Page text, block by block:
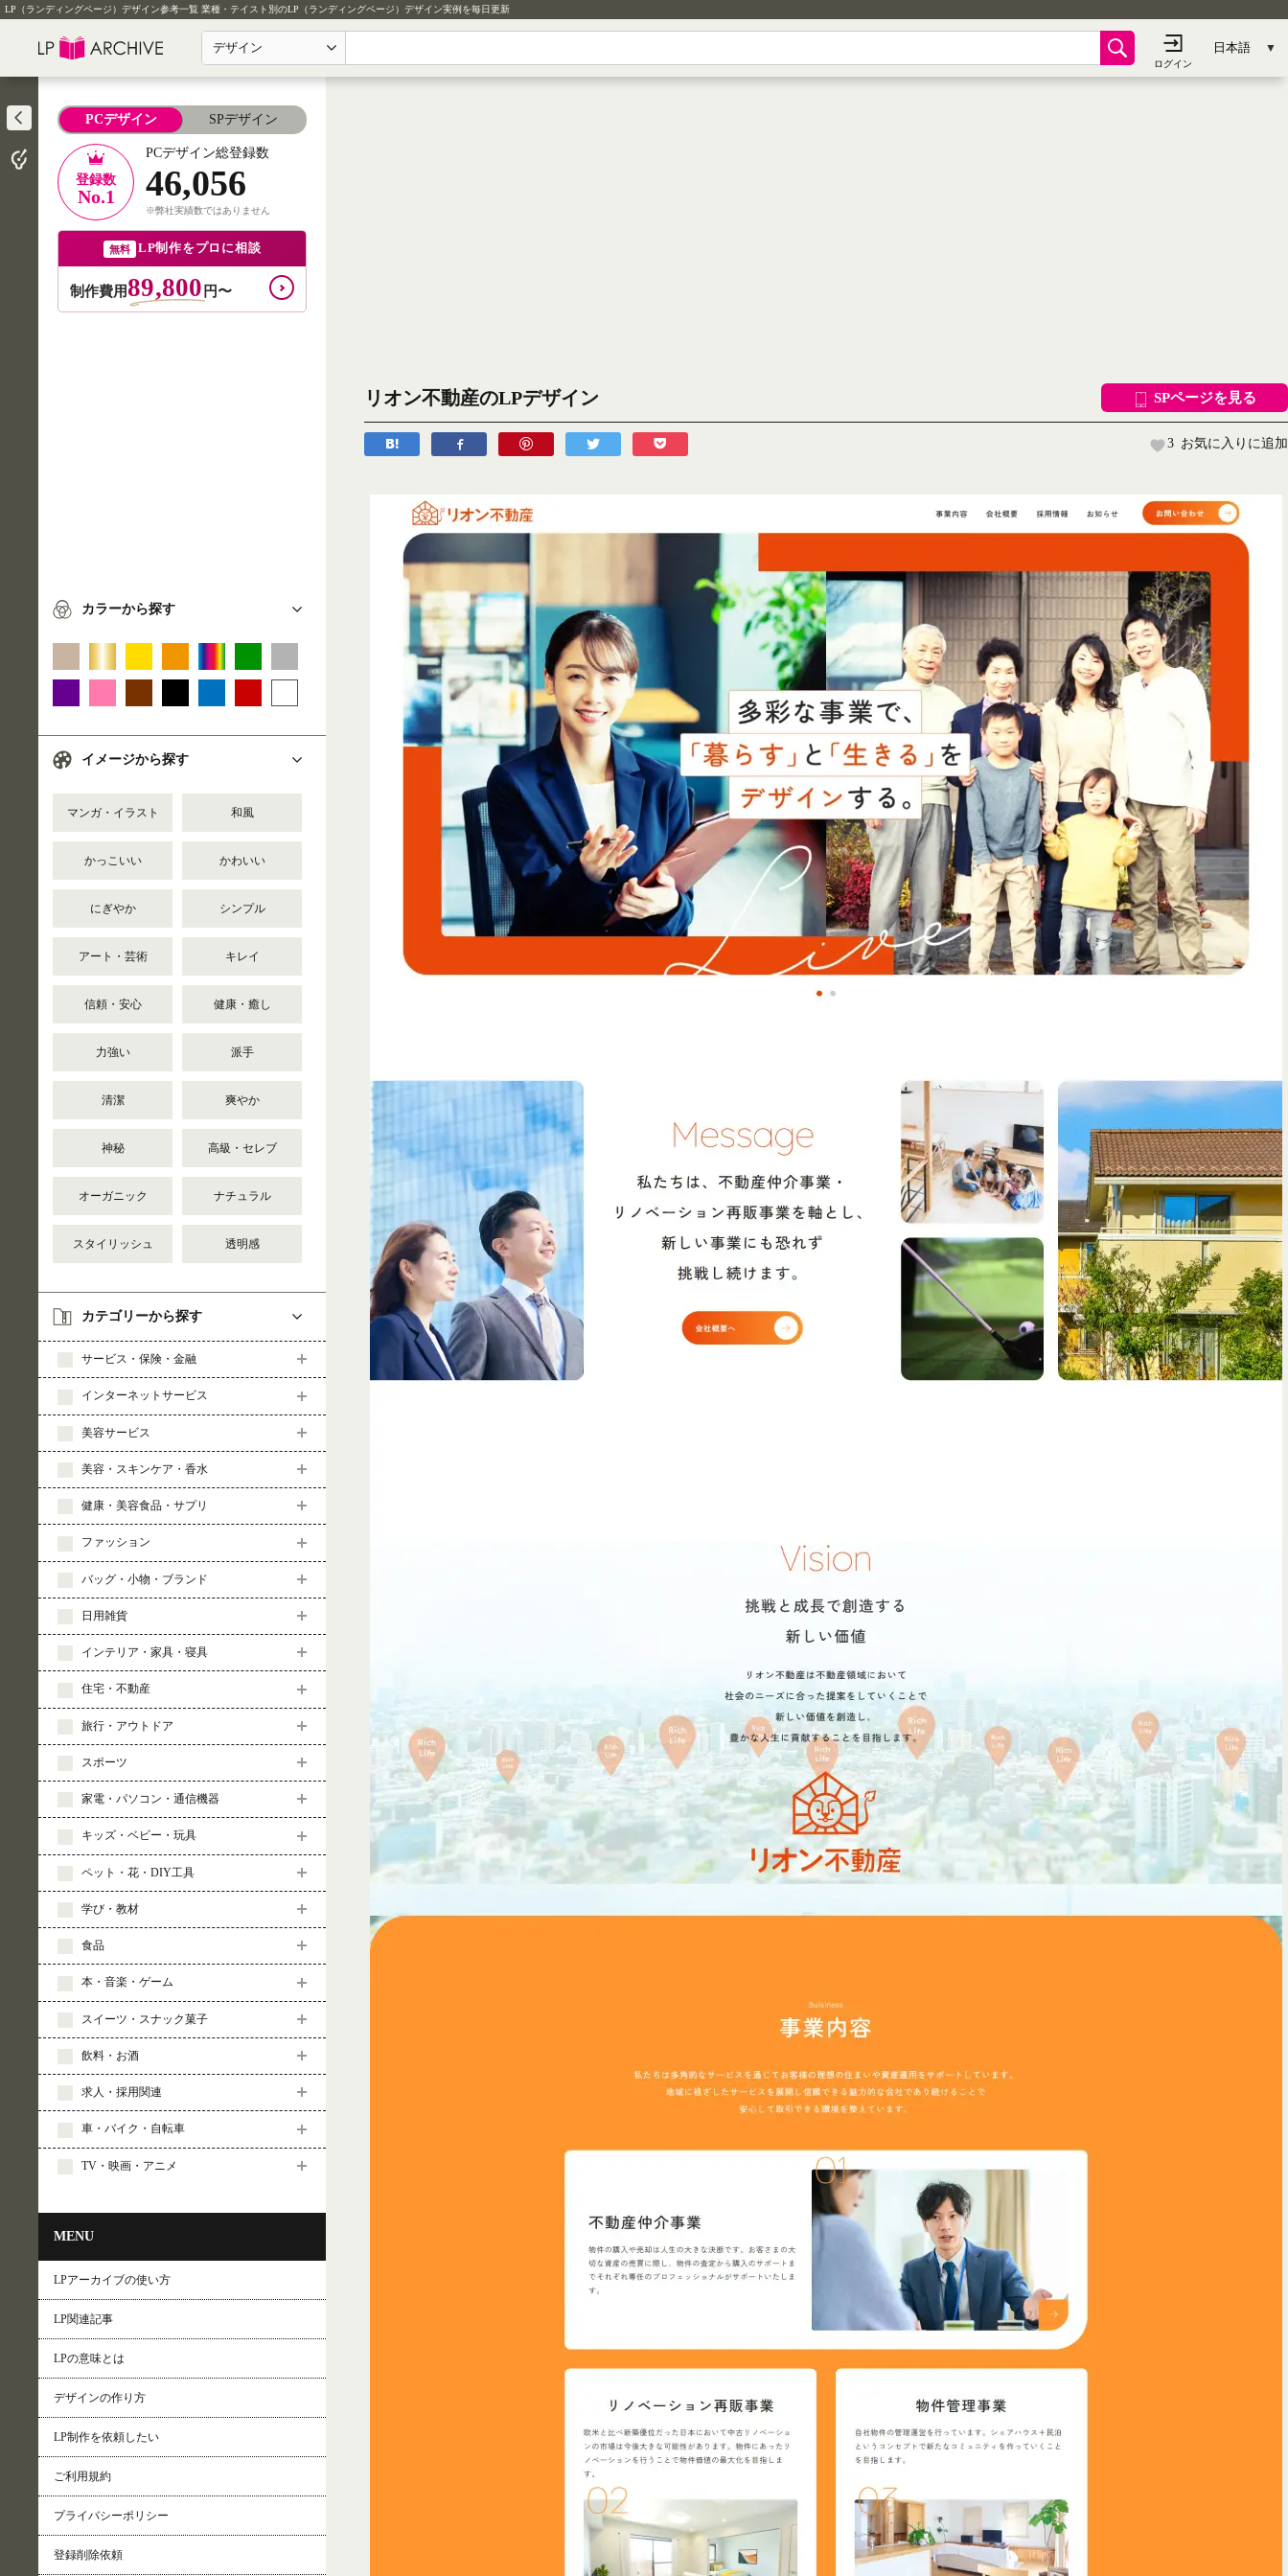
LP（ランディングページ）デザイン参考一覧 業種・テイスト別のLP（ランディングページ）デザイン実例を毎日更新
デザイン
PCデザイン SPデザイン
登録数
No.1
PCデザイン総登録数
46,056
※弊社実績数ではありません
無料 LP制作をプロに相談
制作費用89,800 円〜
カラーから探す
イメージから探す
マンガ・イラスト 和風
かっこいい かわいい
にぎやか シンプル
アート・芸術 キレイ
信頼・安心 健康・癒し
力強い 派手
清潔 爽やか
神秘 高級・セレブ
オーガニック ナチュラル
スタイリッシュ 透明感
カテゴリーから探す
サービス・保険・金融
インターネットサービス
美容サービス
美容・スキンケア・香水
健康・美容食品・サプリ
ファッション
バッグ・小物・ブランド
日用雑貨
インテリア・家具・寝具
住宅・不動産
旅行・アウトドア
スポーツ
家電・パソコン・通信機器
キッズ・ベビー・玩具
ペット・花・DIY工具
学び・教材
食品
本・音楽・ゲーム
スイーツ・スナック菓子
飲料・お酒
求人・採用関連
車・バイク・自転車
TV・映画・アニメ
MENU
LPアーカイブの使い方
LP関連記事
LPの意味とは
デザインの作り方
LP制作を依頼したい
ご利用規約
プライバシーポリシー
登録削除依頼
リオン不動産のLPデザイン SPページを見る
3 お気に入りに追加